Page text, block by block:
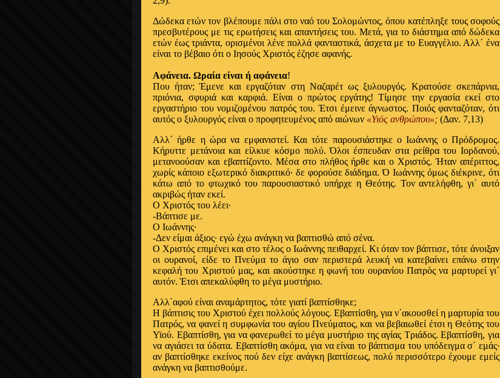
Δώδεκα ετών τον βλέπουμε πάλι στο ναό του Σολομώντος, όπου κατέπληξε τους σοφούς
πρεσβυτέρους με τις ερωτήσεις και απαντήσεις του. Μετά, για το διάστημα από δώδεκα
ετών έως τριάντα, ορισμένοι λένε πολλά φανταστικά, άσχετα με το Ευαγγέλιο. Αλλ΄ ένα
είναι το βέβαιο ότι ο Ιησούς Χριστός έζησε αφανής.
Αφάνεια. Ωραία είναι ή αφάνεια!
Που ήταν; Έμενε και εργαζόταν στη Ναζαρέτ ως ξυλουργός. Κρατούσε σκεπάρνια,
πριόνια, σφυριά και καρφιά. Είναι ο πρώτος εργάτης! Τίμησε την εργασία εκεί στο
εργαστήριο του νομιζομένου πατρός του. Έτσι έμεινε άγνωστος. Ποιός φανταζόταν, ότι
αυτός ο ξυλουργός είναι ο προφητευμένος από αιώνων «Υιός ανθρώπου»; (Δαν. 7,13)
Αλλ΄ ήρθε η ώρα να εμφανιστεί. Και τότε παρουσιάστηκε ο Ιωάννης ο Πρόδρομος.
Κήρυττε μετάνοια και είλκυε κόσμο πολύ. Όλοι έσπευδαν στα ρείθρα του Ιορδανού,
μετανοούσαν και εβαπτίζοντο. Μέσα στο πλήθος ήρθε και ο Χριστός. Ήταν απέριττος,
χωρίς κάποιο εξωτερικό διακριτικό∙ δε φορούσε διάδημα. Ό Ιωάννης όμως διέκρινε, ότι
κάτω από το φτωχικό του παρουσιαστικό υπήρχε η Θεότης. Τον αντελήφθη, γι΄ αυτό
ακριβώς ήταν εκεί.
Ο Χριστός του λέει∙
-Βάπτισε με.
Ο Ιωάννης∙
-Δεν είμαι άξιος∙ εγώ έχω ανάγκη να βαπτισθώ από σένα.
Ο Χριστός επιμένει και στο τέλος ο Ιωάννης πειθαρχεί. Κι όταν τον βάπτισε, τότε άνοιξαν
οι ουρανοί, είδε το Πνεύμα το άγιο σαν περιστερά λευκή να κατεβαίνει επάνω στην
κεφαλή του Χριστού μας, και ακούστηκε η φωνή του ουρανίου Πατρός να μαρτυρεί γι΄
αυτόν. Έτσι απεκαλύφθη το μέγα μυστήριο.
Αλλ΄αφού είναι αναμάρτητος, τότε γιατί βαπτίσθηκε;
Η βάπτισις του Χριστού έχει πολλούς λόγους. Εβαπτίσθη, για ν΄ακουσθεί η μαρτυρία του
Πατρός, να φανεί η συμφωνία του αγίου Πνεύματος, και να βεβαιωθεί έτσι η Θεότης του
Υϊού. Εβαπτίσθη, για να φανερωθεί το μέγα μυστήριο της αγίας Τριάδος. Εβαπτίσθη, για
να αγιάσει τα ύδατα. Εβαπτίσθη ακόμα, για να είναι το βάπτισμα του υπόδειγμα σ΄ εμάς∙
αν βαπτίσθηκε εκείνος πού δεν είχε ανάγκη βαπτίσεως, πολύ περισσότερο έχουμε εμείς
ανάγκη να βαπτισθούμε.